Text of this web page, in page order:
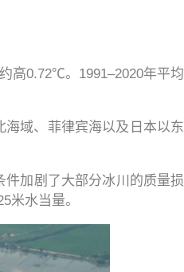
高0.72℃。1991–2020年平均
域、菲律宾海以及日本以东
加剧了大部分冰川的质量损
米水当量。